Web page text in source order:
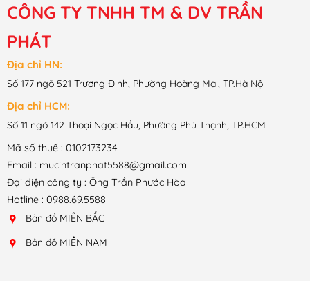
CÔNG TY TNHH TM & DV TRẦN
PHÁT
Địa chỉ HN:
Số 177 ngõ 521 Trương Định, Phường Hoàng Mai, TP.Hà Nội
Địa chỉ HCM:
Số 11 ngõ 142 Thoại Ngọc Hầu, Phường Phú Thạnh, TP.HCM
Mã số thuế : 0102173234
Email : mucintranphat5588@gmail.com
Đại diện công ty : Ông Trần Phước Hòa
Hotline : 0988.69.5588
Bản đồ MIỀN BẮC
Bản đồ MIỀN NAM